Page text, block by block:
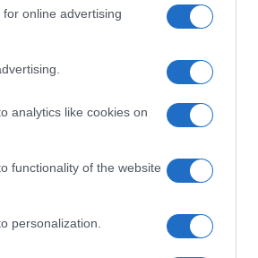
online advertising
analytics like cookies on
functionality of the website
personalization.
utazás vagy éppen várakozás közben
Today